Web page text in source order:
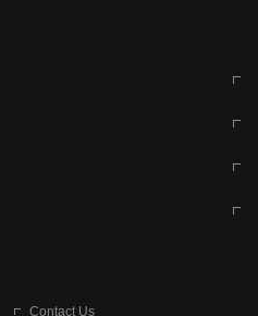
Contact Us